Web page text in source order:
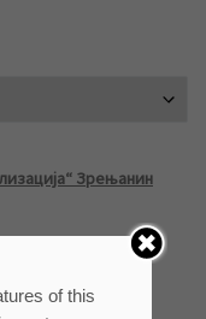
Зрењанин
of this